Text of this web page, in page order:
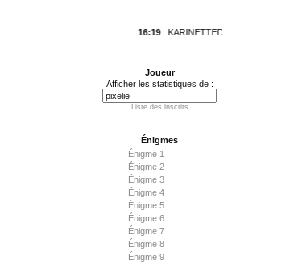
16:19: KARINETTEDEBAES vient de
Joueur
Afficher les statistiques de :
Liste des inscrits
Énigmes
Énigme 1
Énigme 2
Énigme 3
Énigme 4
Énigme 5
Énigme 6
Énigme 7
Énigme 8
Énigme 9